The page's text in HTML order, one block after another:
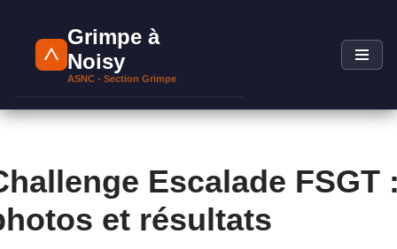
Aller
Grimpe à
Noisy
ASNC - Section Grimpe
Escalade FSGT
et résultats